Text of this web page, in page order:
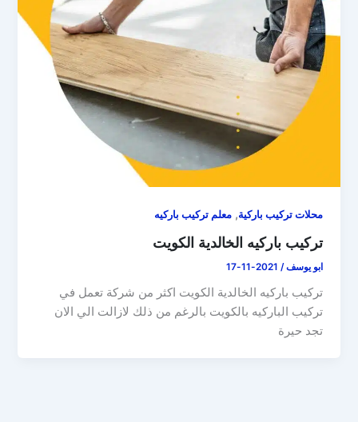
محلات تركيب باركية,معلم تركيب باركيه
تركيب باركيه الخالدية الكويت
ابو يوسف/
2021-11-17
تركيب باركيه الخالدية الكويت اكثر من شركة تعمل في
تركيب الباركيه بالكويت بالرغم من ذلك لازالت الي الان
تجد حيرة